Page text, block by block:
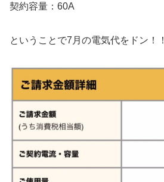
契約容量：60A
ということで7月の電気代をドン！！